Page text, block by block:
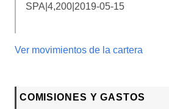
SPA|4,200|2019-05-15
Ver movimientos de la cartera
COMISIONES Y GASTOS